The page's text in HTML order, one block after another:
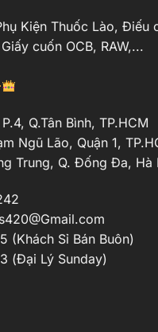
Kiện Thuốc Lào, Điếu
cuốn OCB, RAW,...
Q.Tân Bình, TP.HCM
Ngũ Lão, Quận 1,
Trung, Q. Đống Đa, Hà
(Khách Sỉ Bán Buôn)
(Đại Lý Sunday)